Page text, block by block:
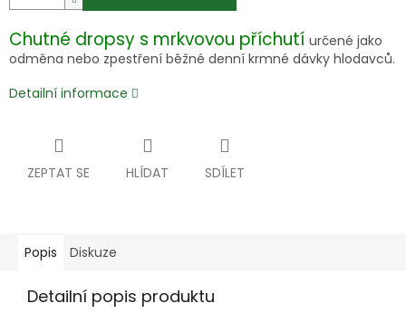
Chutné dropsy s mrkvovou příchutí určené jako
odměna nebo zpestření běžné denní krmné dávky hlodavců.
Detailní informace
ZEPTAT SE HLÍDAT SDÍLET
Popis Diskuze
Detailní popis produktu